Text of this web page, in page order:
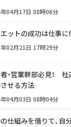
04月17日 08時06分
ットの成功は仕事
02月21日 17時29分
・営業幹部必見！ 社
せる方法
04月03日 08時04分
仕組みを借りて、自